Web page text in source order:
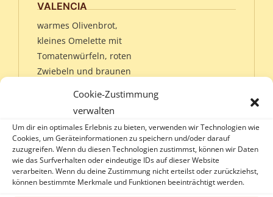
Cookie-Zustimmung
verwalten
Um dir ein optimales Erlebnis zu bieten, verwenden wir Technologien wie
Cookies, um Geräteinformationen zu speichern und/oder darauf
zuzugreifen. Wenn du diesen Technologien zustimmst, können wir Daten
wie das Surfverhalten oder eindeutige IDs auf dieser Website
verarbeiten. Wenn du deine Zustimmung nicht erteilst oder zurückziehst,
können bestimmte Merkmale und Funktionen beeinträchtigt werden.
VALENCIA
warmes Olivenbrot,
kleines Omelette mit
Tomatenwürfeln, roten
Zwiebeln und braunen
TOSCANA
Ciabatta-Brötchen mit
Tomatenscheiben,
Mozzarella und
Basilikum-Pesto